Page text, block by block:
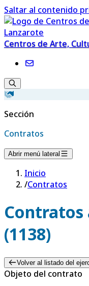
Saltar al contenido
Centros de Arte,
Sección
Contratos
Abrir menú lateral
Inicio
/Contratos
Contratos
(1138)
Volver al listado del
Objeto del contrato